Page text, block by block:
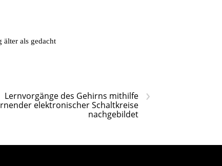
älter als gedacht
›
Lernvorgänge des Gehirns mithilfe
elektronischer Schaltkreise
nachgebildet